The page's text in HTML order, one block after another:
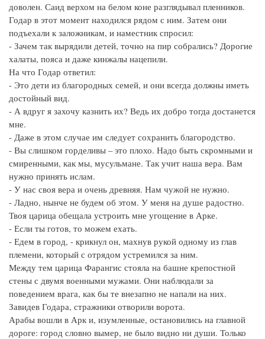
доволен. Саид верхом на белом коне разглядывал пленников.
Годар в этот момент находился рядом с ним. Затем они
подъехали к заложникам, и наместник спросил:
- Зачем так вырядили детей, точно на пир собрались? Дорогие
халаты, пояса и даже кинжалы нацепили.
На что Годар ответил:
- Это дети из благородных семей, и они всегда должны иметь
достойный вид.
- А вдруг я захочу казнить их? Ведь их добро тогда достанется
мне.
- Даже в этом случае им следует сохранить благородство.
- Вы слишком горделивы – это плохо. Надо быть скромными и
смиренными, как мы, мусульмане. Так учит наша вера. Вам
нужно принять ислам.
- У нас своя вера и очень древняя. Нам чужой не нужно.
- Ладно, нынче не будем об этом. У меня на душе радостно.
Твоя царица обещала устроить мне угощение в Арке.
- Если ты готов, то можем ехать.
- Едем в город, - крикнул он, махнув рукой одному из глав
племени, который с отрядом устремился за ним.
Между тем царица Фарангис стояла на башне крепостной
стены с двумя военными мужами. Они наблюдали за
поведением врага, как бы те внезапно не напали на них.
Завидев Годара, стражники отворили ворота.
Арабы вошли в Арк и, изумленные, остановились на главной
дороге: город словно вымер, не было видно ни души. Только